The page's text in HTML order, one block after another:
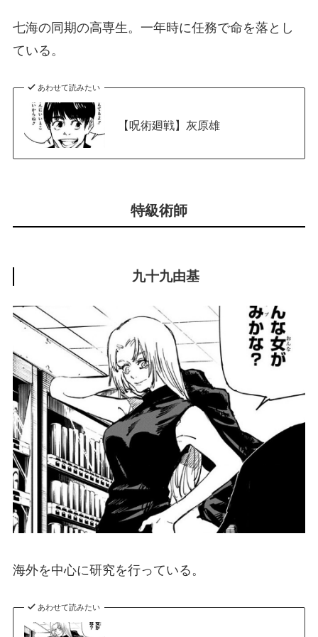
七海の同期の高専生。一年時に任務で命を落とし
ている。
あわせて読みたい
【呪術廻戦】灰原雄
特級術師
九十九由基
海外を中心に研究を行っている。
あわせて読みたい